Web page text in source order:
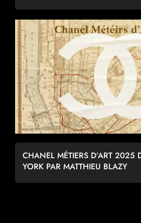
CHANEL MÉTIERS D’ART 2025
YORK PAR MATTHIEU BLAZY